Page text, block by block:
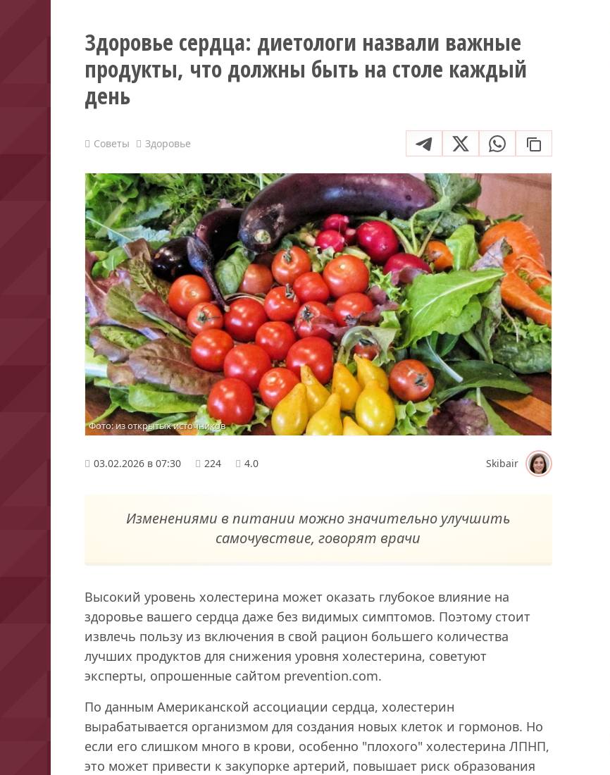
Здоровье сердца: диетологи назвали важные
продукты, что должны быть на столе каждый
день
Советы Здоровье
Фото: из открытых источников
03.02.2026 в 07:30 224 4.0 Skibair
Изменениями в питании можно значительно улучшить
самочувствие, говорят врачи
Высокий уровень холестерина может оказать глубокое влияние на
здоровье вашего сердца даже без видимых симптомов. Поэтому стоит
извлечь пользу из включения в свой рацион большего количества
лучших продуктов для снижения уровня холестерина, советуют
эксперты, опрошенные сайтом prevention.com.
По данным Американской ассоциации сердца, холестерин
вырабатывается организмом для создания новых клеток и гормонов. Но
если его слишком много в крови, особенно "плохого" холестерина ЛПНП,
это может привести к закупорке артерий, повышает риск образования